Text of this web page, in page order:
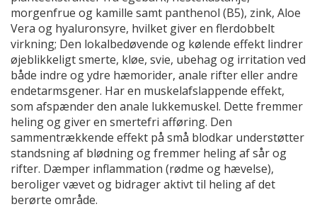
morgenfrue og kamille samt panthenol (B5), zink, Aloe
Vera og hyaluronsyre, hvilket giver en flerdobbelt
virkning; Den lokalbedøvende og kølende effekt lindrer
øjeblikkeligt smerte, kløe, svie, ubehag og irritation ved
både indre og ydre hæmorider, anale rifter eller andre
endetarmsgener. Har en muskelafslappende effekt,
som afspænder den anale lukkemuskel. Dette fremmer
heling og giver en smertefri afføring. Den
sammentrækkende effekt på små blodkar understøtter
standsning af blødning og fremmer heling af sår og
rifter. Dæmper inflammation (rødme og hævelse),
beroliger vævet og bidrager aktivt til heling af det
berørte område.